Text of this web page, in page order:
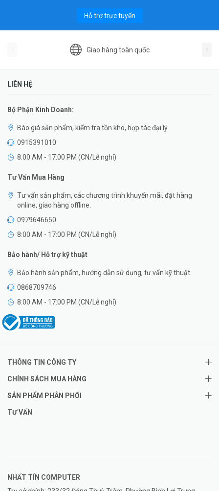
Hỗ trợ trực tuyến
Giao hàng toàn quốc
LIÊN HỆ
Bộ Phận Kinh Doanh:
Báo giá sản phẩm, kiểm tra tồn kho, hợp tác đại lý.
0915391010
8:00 AM - 17:00 PM (CN/Lễ nghỉ)
Tư Vấn Mua Hàng
Tư vấn sản phẩm, các chương trình khuyến mãi, đặt hàng
online, giao hàng offline.
0979646650
8:00 AM - 17:00 PM (CN/Lễ nghỉ)
Bảo hành/ Hỗ trợ kỹ thuật
Bảo hành sản phẩm, hướng dẫn sử dụng, tư vấn kỹ thuật.
0868709746
8:00 AM - 17:00 PM (CN/Lễ nghỉ)
THÔNG TIN CÔNG TY
CHÍNH SÁCH MUA HÀNG
SẢN PHẨM PHÂN PHỐI
TƯ VẤN
NHẤT TÍN COMPUTER